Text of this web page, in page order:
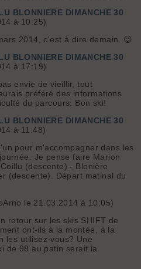
BLONNIERE DIMANCHE 30
à 10:25)
2014, c'est à dire demain. 😉
BLONNIERE DIMANCHE 30
à 17:19)
envie de vieillir, tout
préféré des informations
du parcours. Bon ski!
BLONNIERE DIMANCHE 30
à 11:48)
pour m'accompagner dans les
Je pense faire Marion
(descente) - Blonière
(descente). Départ matinal du
le 21.03.2014 à 10:05)
retour sur les skis SHIFT de
ont-ils à la montée, à la
les utilisez-vous? Une
de 98 au patin serait la